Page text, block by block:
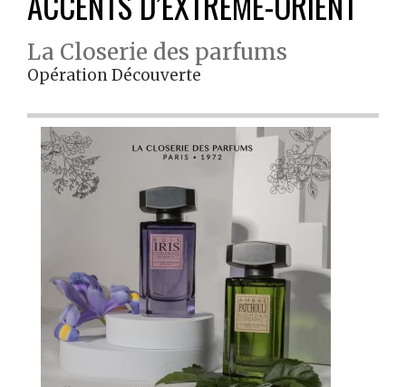
La Closerie des parfums
Opération Découverte